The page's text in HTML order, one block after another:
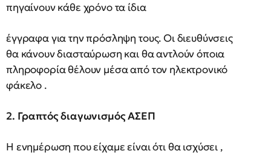
πηγαίνουν κάθε χρόνο τα ίδια
έγγραφα για την πρόσληψη τους. Οι διευθύνσεις
θα κάνουν διασταύρωση και θα αντλούν όποια
πληροφορία θέλουν μέσα από τον ηλεκτρονικό
φάκελο .
2. Γραπτός διαγωνισμός ΑΣΕΠ
Η ενημέρωση που είχαμε είναι ότι θα ισχύσει ,